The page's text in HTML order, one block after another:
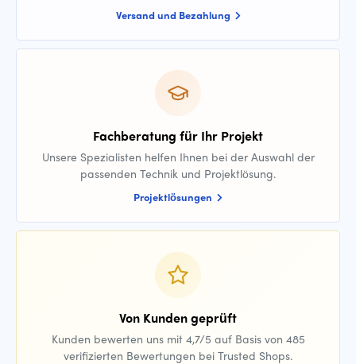
Versand und Bezahlung
Fachberatung für Ihr Projekt
Unsere Spezialisten helfen Ihnen bei der Auswahl der
passenden Technik und Projektlösung.
Projektlösungen
Von Kunden geprüft
Kunden bewerten uns mit 4,7/5 auf Basis von 485
verifizierten Bewertungen bei Trusted Shops.